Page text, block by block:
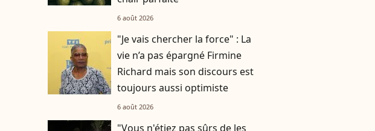
6 août 2026
"Je vais chercher la force" : La
vie n’a pas épargné Firmine
Richard mais son discours est
toujours aussi optimiste
6 août 2026
"Vous n'étiez pas sûrs de les